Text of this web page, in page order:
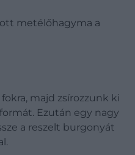
metélőhagyma a
majd zsírozzunk ki
Ezután egy nagy
a reszelt burgonyát